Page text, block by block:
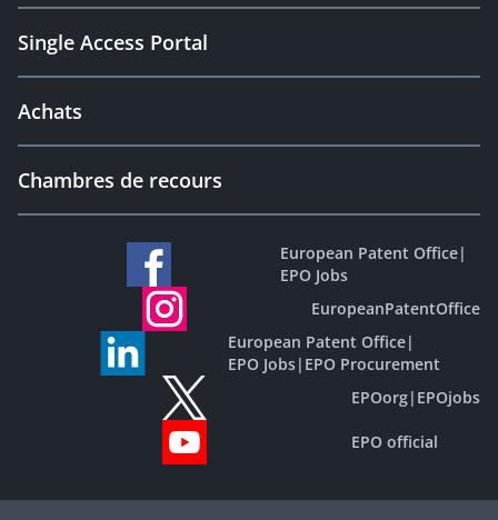
Single Access Portal
Achats
Chambres de recours
European Patent Office|
EPO Jobs
EuropeanPatentOffice
European Patent Office|
EPO Jobs| EPO Procurement
EPOorg| EPOjobs
EPO official